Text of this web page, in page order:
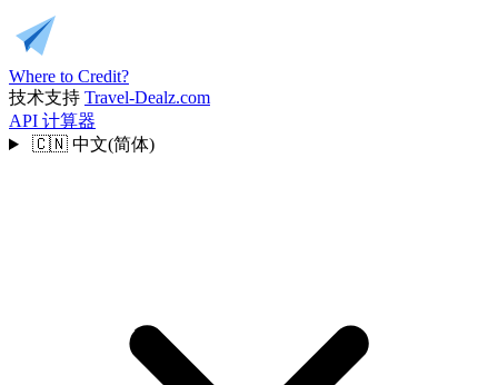
Where to Credit?
技术支持 Travel-Dealz.com
API 计算器
🇨🇳 中文(简体)